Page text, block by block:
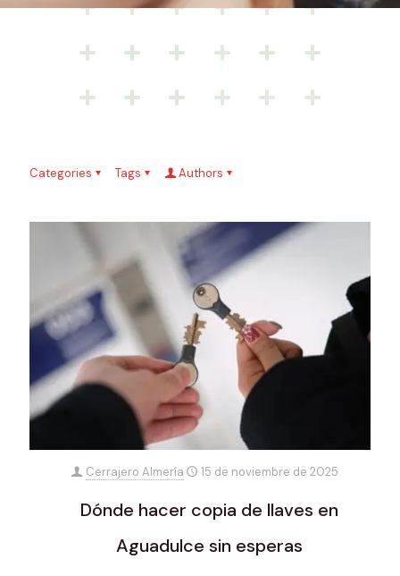
Categories Tags Authors
Cerrajero Almería 15 de noviembre de 2025
Dónde hacer copia de llaves en
Aguadulce sin esperas